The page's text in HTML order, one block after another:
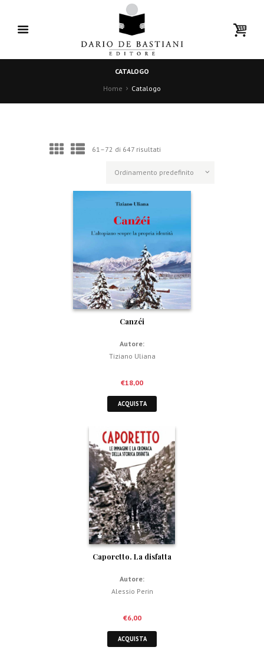
CATALOGO
Home
Catalogo
61–72 di 647 risultati
Canzéi
Autore:
Tiziano Uliana
€18,00
ACQUISTA
Caporetto. La disfatta
Autore:
Alessio Perin
€6,00
ACQUISTA